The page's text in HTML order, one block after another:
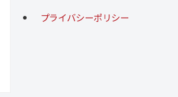
プライバシーポリシー